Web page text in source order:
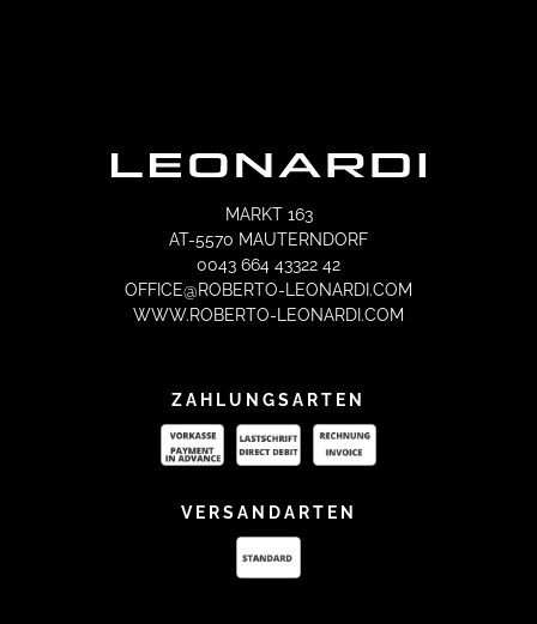
MARKT 163
AT-5570 MAUTERNDORF
0043 664 43322 42
OFFICE@ROBERTO-LEONARDI.COM
WWW.ROBERTO-LEONARDI.COM
ZAHLUNGSARTEN
VERSANDARTEN